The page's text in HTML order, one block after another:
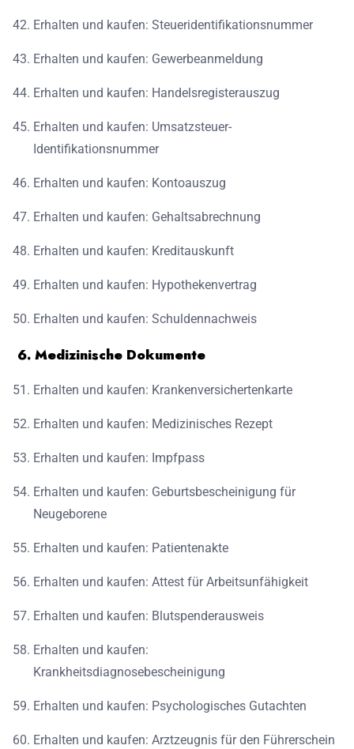
Erhalten und kaufen: Steueridentifikationsnummer
Erhalten und kaufen: Gewerbeanmeldung
Erhalten und kaufen: Handelsregisterauszug
Erhalten und kaufen: Umsatzsteuer-
Identifikationsnummer
Erhalten und kaufen: Kontoauszug
Erhalten und kaufen: Gehaltsabrechnung
Erhalten und kaufen: Kreditauskunft
Erhalten und kaufen: Hypothekenvertrag
Erhalten und kaufen: Schuldennachweis
6. Medizinische Dokumente
Erhalten und kaufen: Krankenversichertenkarte
Erhalten und kaufen: Medizinisches Rezept
Erhalten und kaufen: Impfpass
Erhalten und kaufen: Geburtsbescheinigung für
Neugeborene
Erhalten und kaufen: Patientenakte
Erhalten und kaufen: Attest für Arbeitsunfähigkeit
Erhalten und kaufen: Blutspenderausweis
Erhalten und kaufen:
Krankheitsdiagnosebescheinigung
Erhalten und kaufen: Psychologisches Gutachten
Erhalten und kaufen: Arztzeugnis für den Führerschein